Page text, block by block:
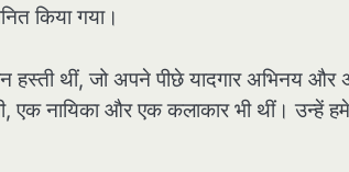
किया गया।
हस्ती थीं, जो अपने पीछे यादगार अभिनय और
एक नायिका और एक कलाकार भी थीं। उन्हें